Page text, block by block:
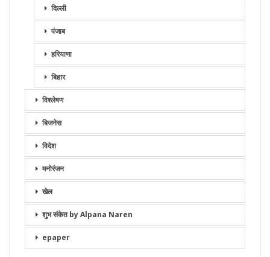
दिल्ली
पंजाब
हरियाणा
बिहार
विश्लेषण
बिजनेस
विदेश
मनोरंजन
खेल
शुभ संकेत by Alpana Naren
epaper